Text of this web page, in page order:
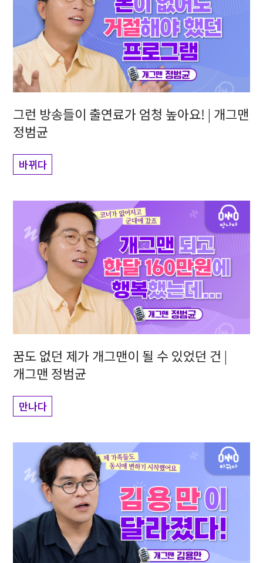
그런 방송들이 출연료가 엄청 높아요! | 개그맨
정범균
바뀌다
꿈도 없던 제가 개그맨이 될 수 있었던 건 |
개그맨 정범균
만나다